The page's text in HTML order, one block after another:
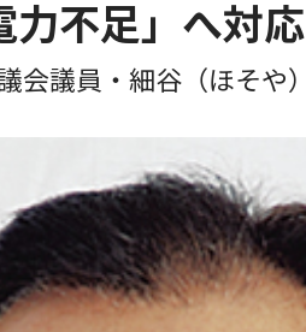
力不足」へ対
議員・細谷（ほそや